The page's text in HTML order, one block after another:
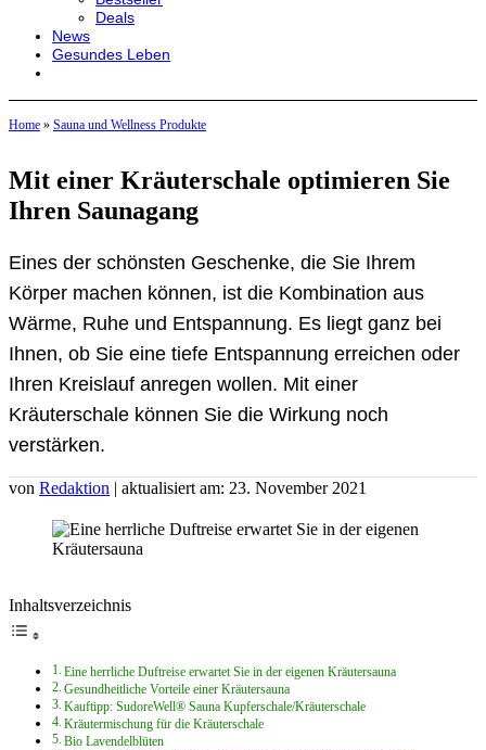
Deals
News
Gesundes Leben
Home » Sauna und Wellness Produkte
Mit einer Kräuterschale optimieren Sie
Ihren Saunagang
Eines der schönsten Geschenke, die Sie Ihrem
Körper machen können, ist die Kombination aus
Wärme, Ruhe und Entspannung. Es liegt ganz bei
Ihnen, ob Sie eine tiefe Entspannung erreichen oder
Ihren Kreislauf anregen wollen. Mit einer
Kräuterschale können Sie die Wirkung noch
verstärken.
von Redaktion | aktualisiert am: 23. November 2021
Inhaltsverzeichnis
Eine herrliche Duftreise erwartet Sie in der eigenen Kräutersauna
Gesundheitliche Vorteile einer Kräutersauna
Kauftipp: SudoreWell® Sauna Kupferschale/Kräuterschale
Kräutermischung für die Kräuterschale
Bio Lavendelblüten